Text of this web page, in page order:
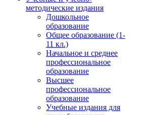
методические издания
Дошкольное
образование
Общее образование (1-
11 кл.)
Начальное и среднее
профессиональное
образование
Высшее
профессиональное
образование
Учебные издания для